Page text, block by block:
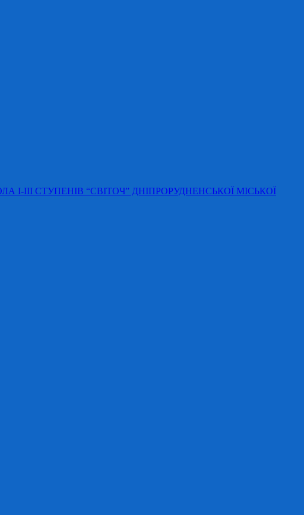
ІІІ СТУПЕНІВ “СВІТОЧ” ДНІПРОРУДНЕНСЬКОЇ МІСЬКОЇ